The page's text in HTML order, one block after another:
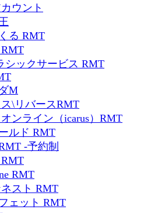
ウント
る RMT
シックサービス RMT
M
\リバースRMT
ンライン（icarus）RMT
ルド RMT
-予約制
RMT
スト RMT
ェット RMT